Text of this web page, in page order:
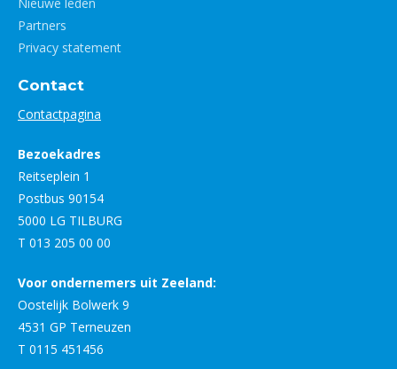
Partners
Privacy statement
Contact
Contactpagina
Bezoekadres
Reitseplein 1
Postbus 90154
5000 LG TILBURG
T 013 205 00 00
Voor ondernemers uit Zeeland:
Oostelijk Bolwerk 9
4531 GP Terneuzen
T 0115 451456